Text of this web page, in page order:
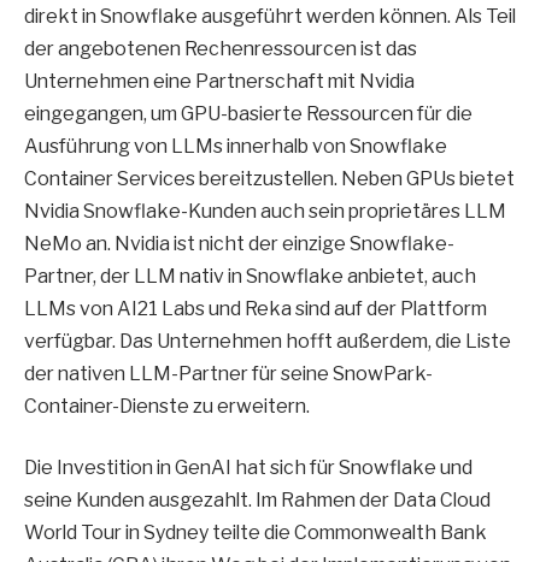
direkt in Snowflake ausgeführt werden können. Als Teil
der angebotenen Rechenressourcen ist das
Unternehmen eine Partnerschaft mit Nvidia
eingegangen, um GPU-basierte Ressourcen für die
Ausführung von LLMs innerhalb von Snowflake
Container Services bereitzustellen. Neben GPUs bietet
Nvidia Snowflake-Kunden auch sein proprietäres LLM
NeMo an. Nvidia ist nicht der einzige Snowflake-
Partner, der LLM nativ in Snowflake anbietet, auch
LLMs von AI21 Labs und Reka sind auf der Plattform
verfügbar. Das Unternehmen hofft außerdem, die Liste
der nativen LLM-Partner für seine SnowPark-
Container-Dienste zu erweitern.
Die Investition in GenAI hat sich für Snowflake und
seine Kunden ausgezahlt. Im Rahmen der Data Cloud
World Tour in Sydney teilte die Commonwealth Bank